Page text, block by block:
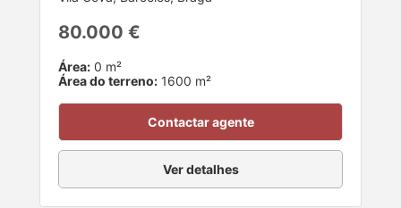
80.000 €
Área: 0 m²
Área do terreno: 1600 m²
Contactar agente
Ver detalhes